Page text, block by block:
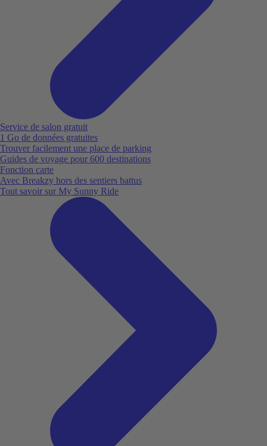
Service de salon gratuit
1 Go de données gratuites
Trouver facilement une place de parking
Guides de voyage pour 600 destinations
Fonction carte
Avec Breakzy hors des sentiers battus
Tout savoir sur My Sunny Ride